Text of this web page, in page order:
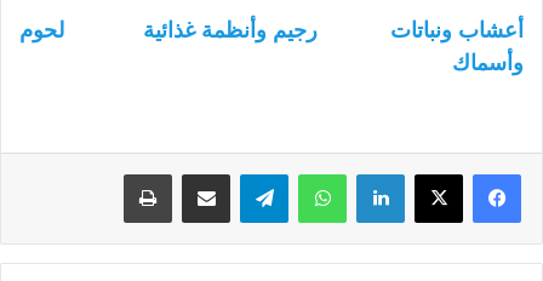
أعشاب ونباتات رجيم وأنظمة غذائية
لحوم
وأسماك
لينكدإن واتساب